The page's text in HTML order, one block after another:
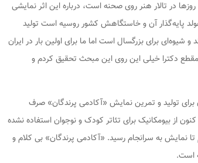
در تالار هنر روی صحنه است، درباره این اثر نمایشی
پایه‌گذار آن و خاستگاهش کشور روسیه است تولید
شیوه‌ای برای بزرگسال است اما ما برای اولین بار در ایران
مقطع دکترا خیلی این روی این مبحث تحقیق کردم و
«آکادمی پرندگان» یادآور شد: ما حدود ۷ ماه زمان برای تولید و تمرین نمایش «آکادمی پرندگان» صرف
از بیومکانیک برای تئاتر کودک و نوجوان استفاده نشده
تا نمایش به سرانجام رسید. «آکادمی پرندگان» بی کلام و
است.